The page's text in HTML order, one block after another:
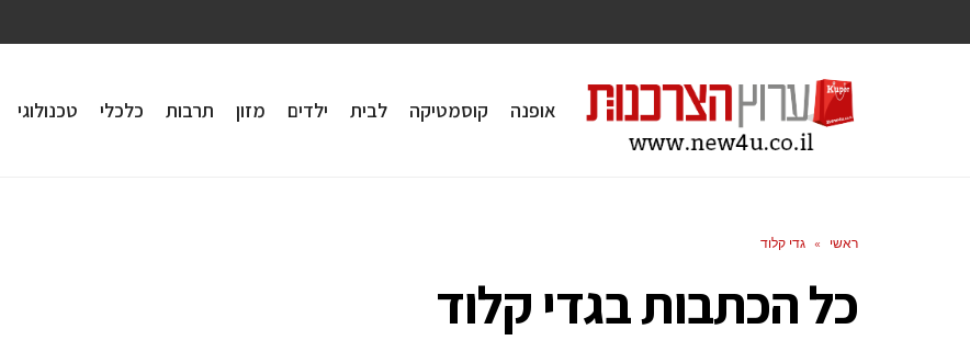
אופנה קוסמטיקה לבית ילדים מזון תרבות כלכלי טכנולוגי
ראשי » גדי קלוד
כל הכתבות בגדי קלוד